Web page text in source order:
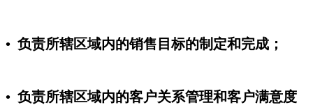
• 负责所辖区域内的销售目标的制定和完成；
• 负责所辖区域内的客户关系管理和客户满意度